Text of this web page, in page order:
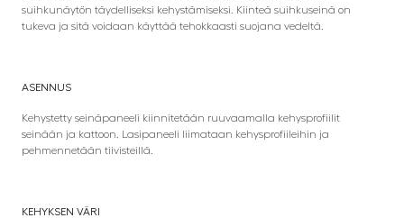
suihkunäytön täydelliseksi kehystämiseksi. Kiinteä suihkuseinä on
tukeva ja sitä voidaan käyttää tehokkaasti suojana vedeltä.
ASENNUS
Kehystetty seinäpaneeli kiinnitetään ruuvaamalla kehysprofiilit
seinään ja kattoon. Lasipaneeli liimataan kehysprofiileihin ja
pehmennetään tiivisteillä.
KEHYKSEN VÄRI